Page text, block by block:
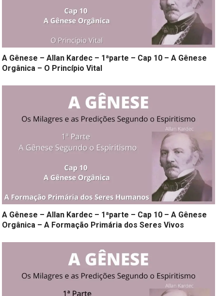
A Gênese – Allan Kardec – 1ªparte – Cap 10 – A Gênese
Orgânica – O Princípio Vital
A Gênese – Allan Kardec – 1ªparte – Cap 10 – A Gênese
Orgânica – A Formação Primária dos Seres Vivos